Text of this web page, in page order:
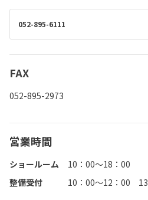
052-895-6111
FAX
052-895-2973
営業時間
ショールーム
10：00～18：00
整備受付
10：00～12：00